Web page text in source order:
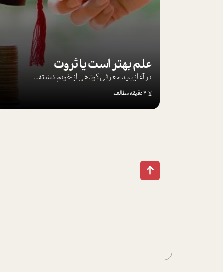
علم بهتر است یا ثروت
در آغاز باید معرفی کوتاهی از خودم داشته...
4 دقیقه مطالعه